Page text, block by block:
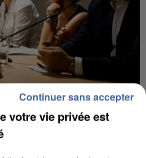
LANCE UN ÉLAN
votre vie privée est
Continuer sans accepter